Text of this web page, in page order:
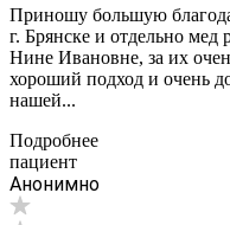
Приношу большую
г. Брянске и отдельно
Нине Ивановне, за их
хороший подход и очень
нашей...
Подробнее
пациент
Анонимно